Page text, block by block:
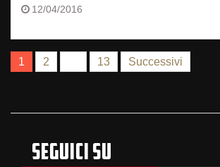
12/04/2016
NAVIGAZIONE
ARTICOLI
1 2 13 Successivi
SEGUICI SU